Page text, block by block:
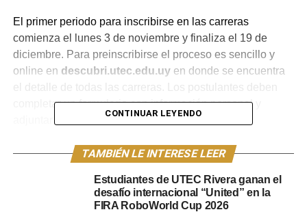
El primer periodo para inscribirse en las carreras
comienza el lunes 3 de noviembre y finaliza el 19 de
diciembre. Para preinscribirse el proceso es sencillo y
online en descubri.utec.edu.uyen donde se encuentra
completar un formulario con información personal y
adjuntar la documentación solicitada: Cédula de
pase de enseñanza media superior (fórmula 69A de
UTU). Algunas carreras podrán solicitar información
adicional y las que cuentan con cupos y sorteos
CONTINUAR LEYENDO
TAMBIÉN LE INTERESE LEER
Estudiantes de UTEC Rivera ganan el
desafío internacional “United” en la
FIRA RoboWorld Cup 2026